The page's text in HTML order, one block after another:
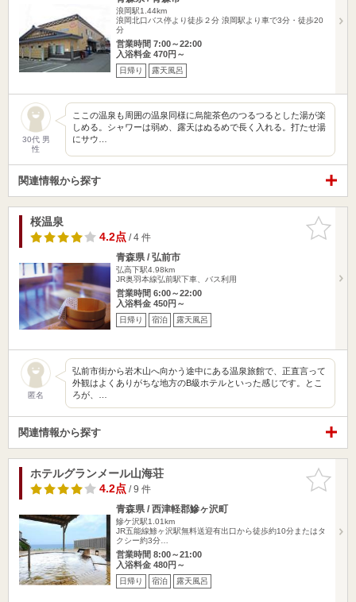
浪岡駅1.44km
浪岡北口バス停より徒歩２分 浪岡駅より車で3分・徒歩20
分
営業時間 7:00～22:00
入浴料金 470円～
日帰り 露天風呂
30代 男
性
ここの温泉も周囲の温泉同様に烏龍茶色のつるつるとした湯が楽
しめる。シャワーは弱め、露天はぬるめで長く入れる。打たせ湯
にサウ…
関連情報から探す
お気に入
りに追加
桜温泉
4.2点/ 4 件
青森県 / 弘前市
弘高下駅4.98km
JR奥羽本線弘前駅下車、バス利用
営業時間 6:00～22:00
入浴料金 450円～
日帰り 宿泊 露天風呂
匿名
弘前市街から岩木山へ向かう途中にある温泉旅館で、正直言って
外観はよくありがちな地方のB級ホテルといった感じです。とこ
ろが、…
関連情報から探す
お気に入
りに追加
ホテルグランメール山海荘
4.2点/ 9 件
青森県 / 西津軽郡鰺ヶ沢町
鰺ケ沢駅1.01km
JR五能線鯵ヶ沢駅無料送迎有出口から徒歩約10分またはタ
クシー約3分…
営業時間 8:00～21:00
入浴料金 480円～
日帰り 宿泊 露天風呂